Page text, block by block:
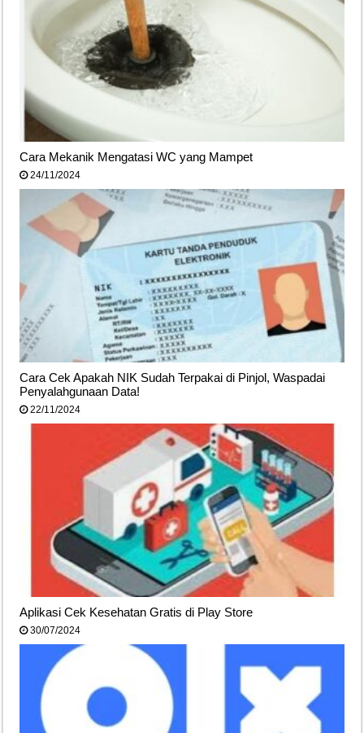
Cara Mekanik Mengatasi WC yang Mampet
24/11/2024
Cara Cek Apakah NIK Sudah Terpakai di Pinjol, Waspadai
Penyalahgunaan Data!
22/11/2024
Aplikasi Cek Kesehatan Gratis di Play Store
30/07/2024